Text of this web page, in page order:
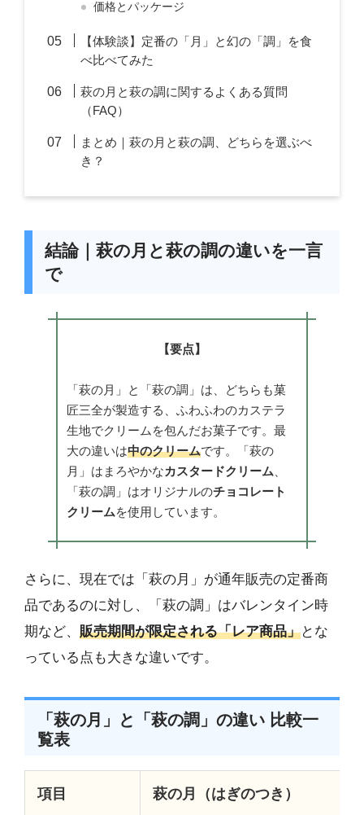
価格とパッケージ
【体験談】定番の「月」と幻の「調」を食
べ比べてみた
萩の月と萩の調に関するよくある質問
（FAQ）
まとめ｜萩の月と萩の調、どちらを選ぶべ
き？
結論｜萩の月と萩の調の違いを一言
で
【要点】
「萩の月」と「萩の調」は、どちらも菓
匠三全が製造する、ふわふわのカステラ
生地でクリームを包んだお菓子です。最
大の違いは中のクリームです。「萩の
月」はまろやかなカスタードクリーム
「萩の調」はオリジナルのチョコレート
クリームを使用しています。
さらに、現在では「萩の月」が通年販売の定番商
品であるのに対し、「萩の調」はバレンタイン時
期など、 販売期間が限定される「レア商品」とな
っている点も大きな違いです。
「萩の月」と「萩の調」の違い 比較一
覧表
項目 萩の月（はぎのつき）